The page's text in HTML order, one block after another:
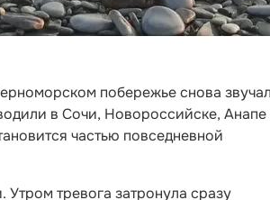
побережье снова
в Сочи, Новороссийске, Анапе
частью повседневной
Утром тревога затронула сразу